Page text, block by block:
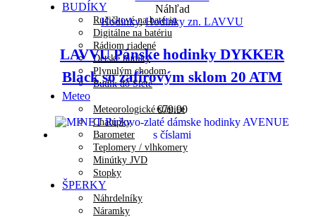
BUDÍKY
Ručičkové na batériu
Digitálne na batériu
Rádiom riadené
Detské budíky
Plynulým chodom
Budík do Siete
Meteo
Meteorologické stanice
Chalúpky
Barometer
Teplomery / vlhkomery
Minútky JVD
Stopky
ŠPERKY
Náhrdelníky
Náramky
Náhľad
Hodinky,Hodinky zn. LAVVU
LAVVU Pánske hodinky DYKKER
Black so zafírovým sklom 20 ATM
€79.90